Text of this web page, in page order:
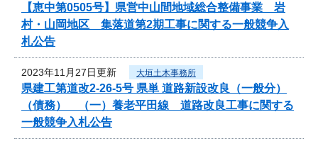
【恵中第0505号】県営中山間地域総合整備事業 岩
村・山岡地区 集落道第2期工事に関する一般競争入
札公告
2023年11月27日更新 大垣土木事務所
県建工第道改2-26-5号 県単 道路新設改良（一般分）
（債務） （一）養老平田線 道路改良工事に関する
一般競争入札公告